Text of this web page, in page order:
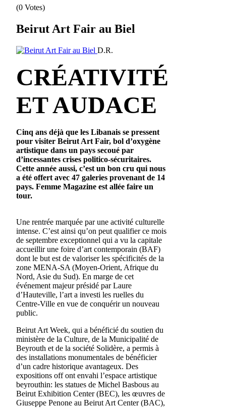
(0 Votes)
Beirut Art Fair au Biel
D.R.
CRÉATIVITÉ
ET AUDACE
Cinq ans déjà que les Libanais se pressent
pour visiter Beirut Art Fair, bol d’oxygène
artistique dans un pays secoué par
d’incessantes crises politico-sécuritaires.
Cette année aussi, c’est un bon cru qui nous
a été offert avec 47 galeries provenant de 14
pays. Femme Magazine est allée faire un
tour.
Une rentrée marquée par une activité culturelle
intense. C’est ainsi qu’on peut qualifier ce mois
de septembre exceptionnel qui a vu la capitale
accueillir une foire d’art contemporain (BAF)
dont le but est de valoriser les spécificités de la
zone MENA-SA (Moyen-Orient, Afrique du
Nord, Asie du Sud). En marge de cet
événement majeur présidé par Laure
d’Hauteville, l’art a investi les ruelles du
Centre-Ville en vue de conquérir un nouveau
public.
Beirut Art Week, qui a bénéficié du soutien du
ministère de la Culture, de la Municipalité de
Beyrouth et de la société Solidère, a permis à
des installations monumentales de bénéficier
d’un cadre historique avantageux. Des
expositions off ont envahi l’espace artistique
beyrouthin: les statues de Michel Basbous au
Beirut Exhibition Center (BEC), les œuvres de
Giuseppe Penone au Beirut Art Center (BAC),